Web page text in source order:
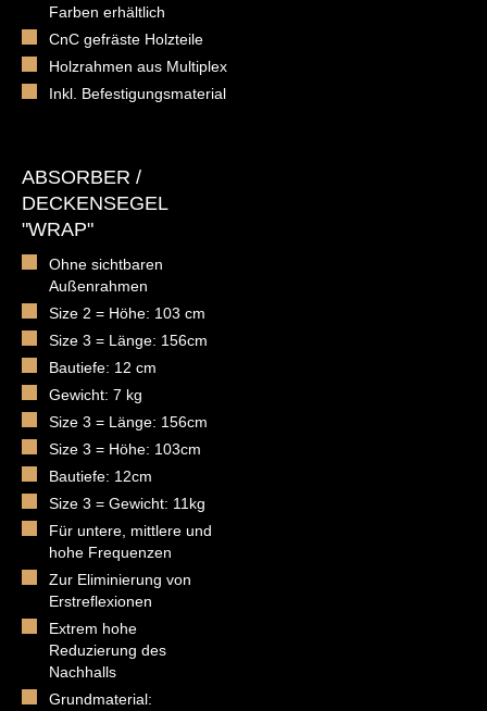
Farben erhältlich
CnC gefräste Holzteile
Holzrahmen aus Multiplex
Inkl. Befestigungsmaterial
ABSORBER /
DECKENSEGEL
"WRAP"
Ohne sichtbaren
Außenrahmen
Size 2 = Höhe: 103 cm
Size 3 = Länge: 156cm
Bautiefe: 12 cm
Gewicht: 7 kg
Size 3 = Länge: 156cm
Size 3 = Höhe: 103cm
Bautiefe: 12cm
Size 3 = Gewicht: 11kg
Für untere, mittlere und
hohe Frequenzen
Zur Eliminierung von
Erstreflexionen
Extrem hohe
Reduzierung des
Nachhalls
Grundmaterial: